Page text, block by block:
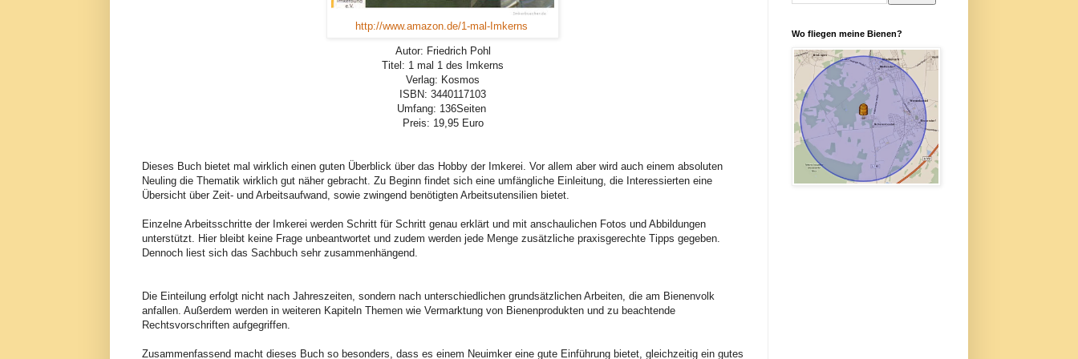
http://www.amazon.de/1-mal-Imkerns
Autor: Friedrich Pohl
Titel: 1 mal 1 des Imkerns
Verlag: Kosmos
ISBN: 3440117103
Umfang: 136Seiten
Preis: 19,95 Euro
Dieses Buch bietet mal wirklich einen guten Überblick über das Hobby der Imkerei. Vor allem aber wird auch einem absoluten
Neuling die Thematik wirklich gut näher gebracht. Zu Beginn findet sich eine umfängliche Einleitung, die Interessierten eine
Übersicht über Zeit- und Arbeitsaufwand, sowie zwingend benötigten Arbeitsutensilien bietet.
Einzelne Arbeitsschritte der Imkerei werden Schritt für Schritt genau erklärt und mit anschaulichen Fotos und Abbildungen
unterstützt. Hier bleibt keine Frage unbeantwortet und zudem werden jede Menge zusätzliche praxisgerechte Tipps gegeben.
Dennoch liest sich das Sachbuch sehr zusammenhängend.
Die Einteilung erfolgt nicht nach Jahreszeiten, sondern nach unterschiedlichen grundsätzlichen Arbeiten, die am Bienenvolk
anfallen. Außerdem werden in weiteren Kapiteln Themen wie Vermarktung von Bienenprodukten und zu beachtende
Rechtsvorschriften aufgegriffen.
Zusammenfassend macht dieses Buch so besonders, dass es einem Neuimker eine gute Einführung bietet, gleichzeitig ein gutes
Wo fliegen meine Bienen?